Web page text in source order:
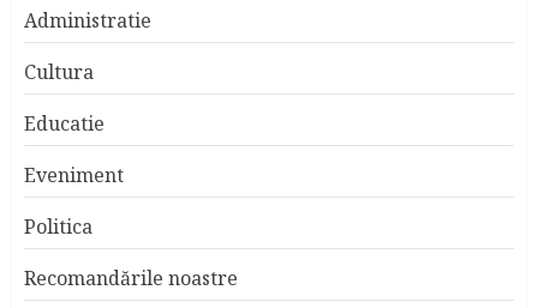
Administratie
Cultura
Educatie
Eveniment
Politica
Recomandările noastre